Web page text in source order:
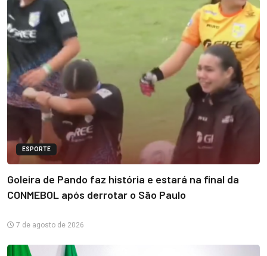
ESPORTE
Goleira de Pando faz história e estará na final da
CONMEBOL após derrotar o São Paulo
7 de agosto de 2026